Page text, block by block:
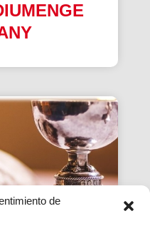
de